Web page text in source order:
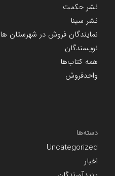
نشر حکمت
نشر سینا
نمایندگان فروش در شهرستان ها
نویسندگان
همه کتاب‌ها
واحدفروش
دسته‌ها
Uncategorized
اخبار